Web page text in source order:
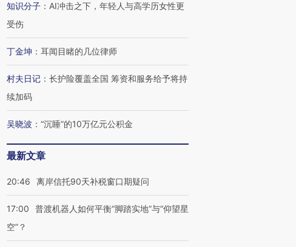
知识分子 ： AI冲击之下，年轻人与高学历女性更
受伤
丁金坤 ： 耳闻目睹的几位律师
村夫日记 ： 长护险覆盖全国 筹资和服务给予将持
续加码
吴晓波 ： “沉睡”的10万亿元公积金
最新文章
20:46 离岸信托90天补税窗口期疑问
17:00
普渡机器人如何平衡“脚踏实地”与“仰望星
空”？